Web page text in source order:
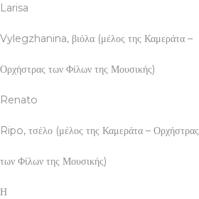
Larisa
Vylegzhanina, βιόλα (μέλος της Καμεράτα –
Ορχήστρας των Φίλων της Μουσικής)
Renato
Ripo, τσέλο (μέλος της Καμεράτα – Ορχήστρας
των Φίλων της Μουσικής)
Η